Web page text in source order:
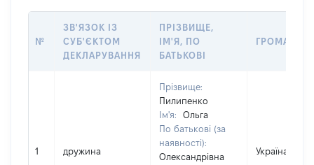
№
ЗВ'ЯЗОК ІЗ
СУБ'ЄКТОМ
ДЕКЛАРУВАННЯ
ПРІЗВИЩЕ,
ІМ'Я, ПО
БАТЬКОВІ
1 дружина
Прізвище:
Пилипенко
Ім'я:
Ольга
По батькові (за
наявності):
Олександрівна
Україна